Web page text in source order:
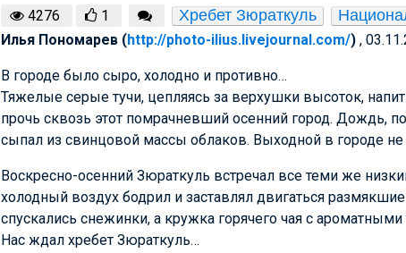
4276 1 Хребет Зюраткуль
Илья Пономарев (http://photo-ilius.livejournal.com/) ,
В городе было сыро, холодно и противно…
Тяжелые серые тучи, цепляясь за верхушки высоток,
прочь сквозь этот помрачневший осенний город. Дождь,
сыпал из свинцовой массы облаков. Выходной в городе
Воскресно-осенний Зюраткуль встречал все теми же
холодный воздух бодрил и заставлял двигаться
спускались снежинки, а кружка горячего чая с
Нас ждал хребет Зюраткуль…